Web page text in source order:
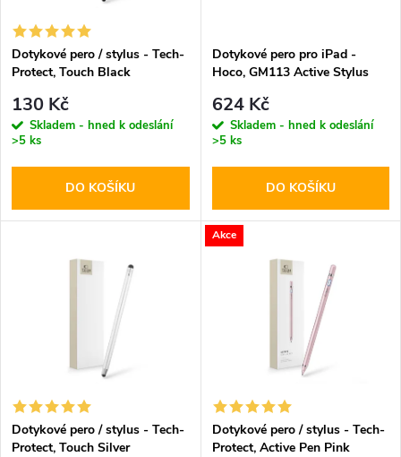
í
p
r
o
d
s
p
r
o
d
ů
Dotykové pero / stylus - Tech-
Protect, Touch Black
130 Kč
Skladem - hned k odeslání
>5 ks
DO KOŠÍKU
Dotykové pero pro iPad -
Hoco, GM113 Active Stylus
624 Kč
Skladem - hned k odeslání
>5 ks
DO KOŠÍKU
Dotykové pero / stylus - Tech-
Protect, Touch Silver
Akce
Dotykové pero / stylus - Tech-
Protect, Active Pen Pink